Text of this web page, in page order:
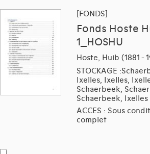
[FONDS]
Fonds Hoste
1_HOSHU
Hoste, Huib (1881 -
STOCKAGE
Ixelles, Ixelles,
Schaerbeek,
Schaerbeek, Ixelles
ACCES : Sous
complet